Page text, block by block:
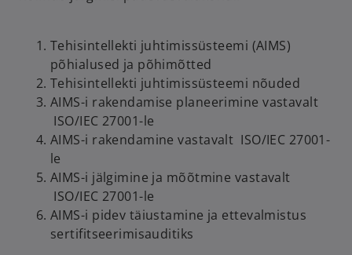
Tehisintellekti juhtimissüsteemi (AIMS)
põhialused ja põhimõtted
Tehisintellekti juhtimissüsteemi nõuded
AIMS-i rakendamise planeerimine vastavalt
ISO/IEC 27001-le
AIMS-i rakendamine vastavalt ISO/IEC 27001-
le
AIMS-i jälgimine ja mõõtmine vastavalt
ISO/IEC 27001-le
AIMS-i pidev täiustamine ja ettevalmistus
sertifitseerimisauditiks